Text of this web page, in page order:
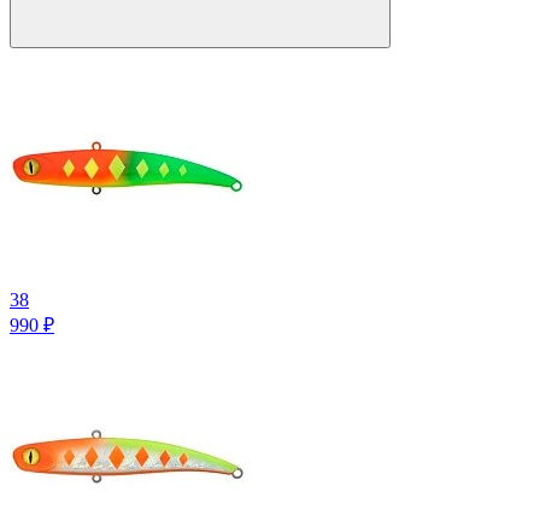
38
990 ₽